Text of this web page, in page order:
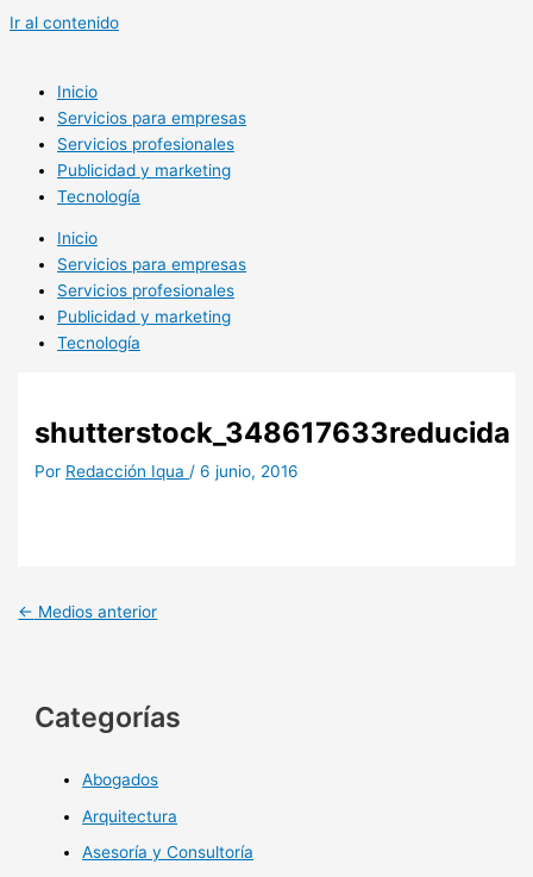
Ir al contenido
Inicio
Servicios para empresas
Servicios profesionales
Publicidad y marketing
Tecnología
Inicio
Servicios para empresas
Servicios profesionales
Publicidad y marketing
Tecnología
shutterstock_348617633reducida
Por Redacción Iqua /6 junio, 2016
← Medios anterior
Categorías
Abogados
Arquitectura
Asesoría y Consultoría